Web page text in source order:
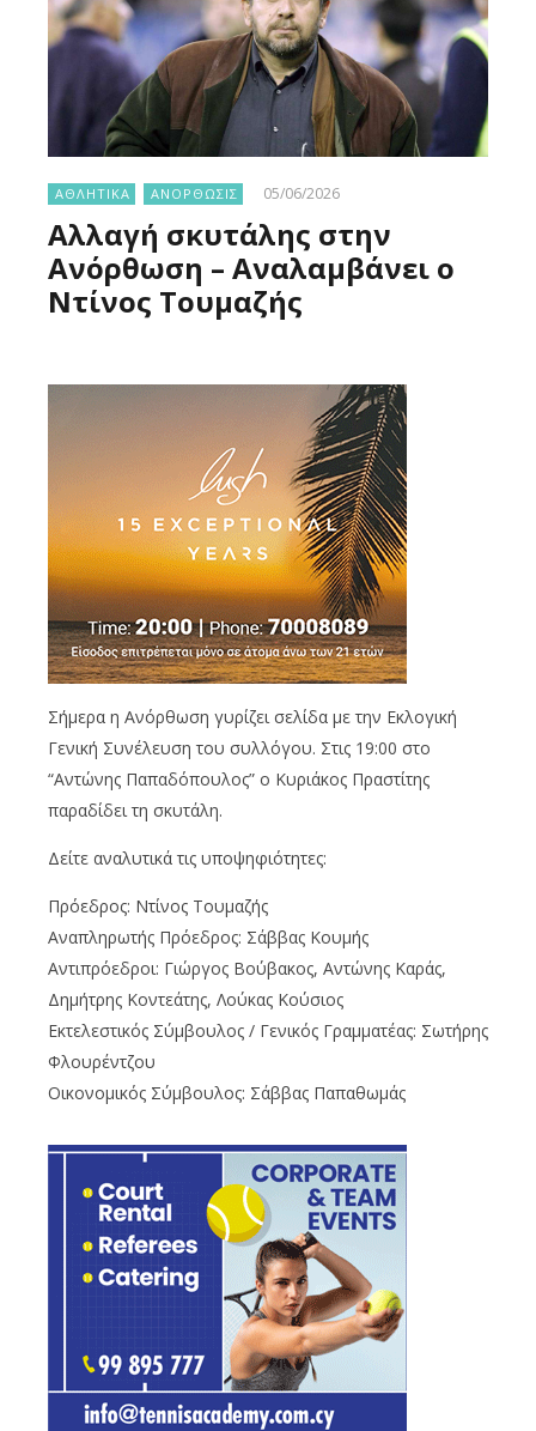
ΑΘΛΗΤΙΚΑ ΑΝΟΡΘΩΣΙΣ 05/06/2026
Αλλαγή σκυτάλης στην
Ανόρθωση – Αναλαμβάνει ο
Ντίνος Τουμαζής
Σήμερα η Ανόρθωση γυρίζει σελίδα με την Εκλογική
Γενική Συνέλευση του συλλόγου. Στις 19:00 στο
“Αντώνης Παπαδόπουλος” ο Κυριάκος Πραστίτης
παραδίδει τη σκυτάλη.
Δείτε αναλυτικά τις υποψηφιότητες:
Πρόεδρος: Ντίνος Τουμαζής
Αναπληρωτής Πρόεδρος: Σάββας Κουμής
Αντιπρόεδροι: Γιώργος Βούβακος, Αντώνης Καράς,
Δημήτρης Κοντεάτης, Λούκας Κούσιος
Εκτελεστικός Σύμβουλος / Γενικός Γραμματέας: Σωτήρης
Φλουρέντζου
Οικονομικός Σύμβουλος: Σάββας Παπαθωμάς